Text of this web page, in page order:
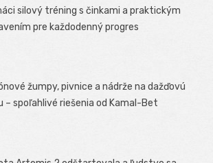
silový tréning s činkami a praktickým
pre každodenný progres
žumpy, pivnice a nádrže na dažďovú
– spoľahlivé riešenia od Kamal-Bet